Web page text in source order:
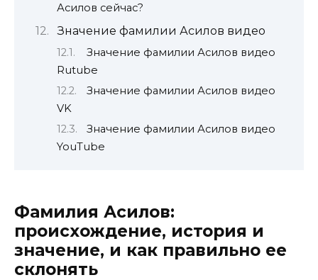
Асилов сейчас?
Значение фамилии Асилов видео
Значение фамилии Асилов видео
Rutube
Значение фамилии Асилов видео
VK
Значение фамилии Асилов видео
YouTube
Фамилия Асилов:
происхождение, история и
значение, и как правильно ее
склонять